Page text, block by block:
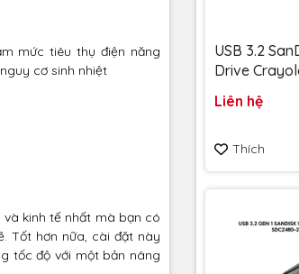
mức tiêu thụ điện năng
cơ sinh nhiệt
kinh tế nhất mà bạn có
Tốt hơn nữa, cài đặt này
tốc độ với một bản nâng
USB 3.2
Drive
SDCZIC-
5 năm
Liên hệ
Thích